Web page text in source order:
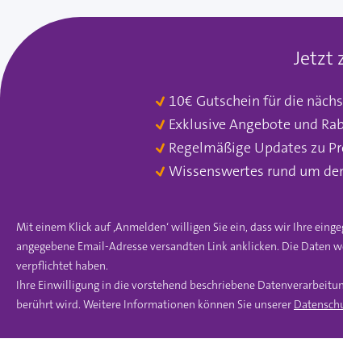
Jetzt
10€ Gutschein für die
Exklusive Angebote und
Regelmäßige Updates zu
Wissenswertes rund um
Mit einem Klick auf ‚Anmelden‘ willigen Sie ein, dass wir Ihre
angegebene Email-Adresse versandten Link anklicken. Die Daten
verpflichtet haben.
Ihre Einwilligung in die vorstehend beschriebene
berührt wird. Weitere Informationen können Sie unserer